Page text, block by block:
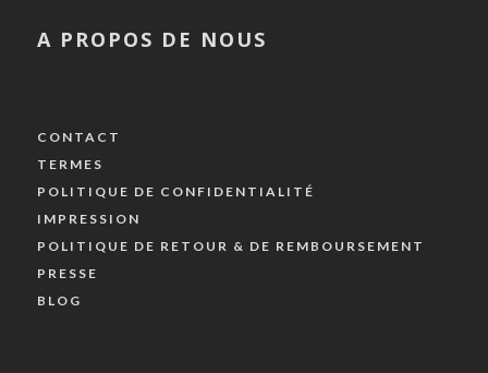
A PROPOS DE NOUS
CONTACT
TERMES
POLITIQUE DE CONFIDENTIALITÉ
IMPRESSION
POLITIQUE DE RETOUR & DE REMBOURSEMENT
PRESSE
BLOG